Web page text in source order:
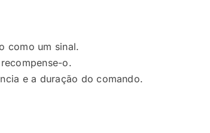
como um sinal.
o.
e a duração do comando.